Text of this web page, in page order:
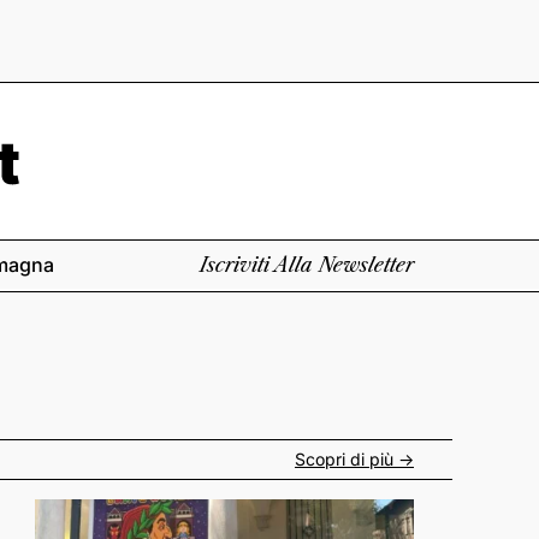
Iscriviti Alla Newsletter
Scopri di più ->